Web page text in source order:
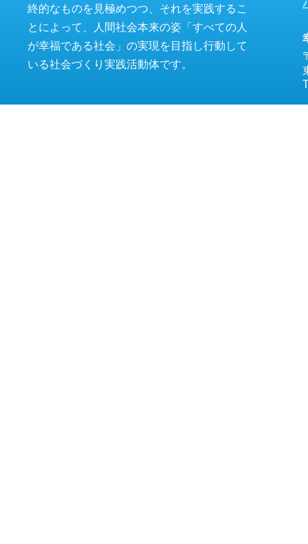
終的なものを見極めつつ、それを実践するこ
とによって、人間社会本来の姿「すべての人
が幸福である社会」の実現を目指し行動して
いる社会づくり実践活動体です。